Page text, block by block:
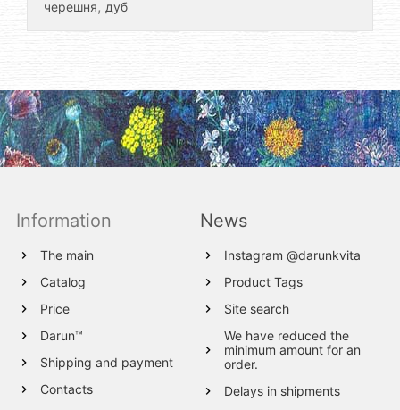
черешня, дуб
Information
The main
Catalog
Price
Darun™
Shipping and payment
Contacts
News
Instagram @darunkvita
Product Tags
Site search
We have reduced the
minimum amount for an
order.
Delays in shipments